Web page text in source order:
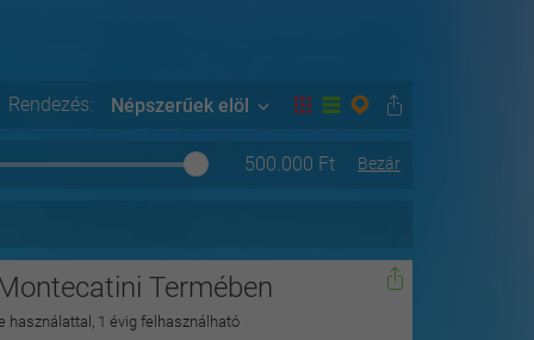
Rendezés: Népszerűek elöl
Bezár
500.000 Ft
Termében
használattal, 1 évig felhasználható